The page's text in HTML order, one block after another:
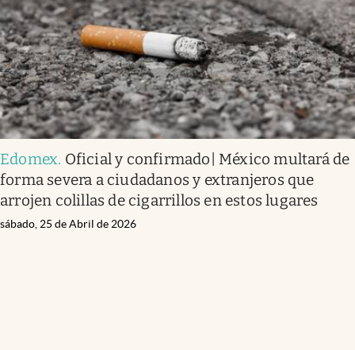
Edomex. Oficial y confirmado| México multará de
forma severa a ciudadanos y extranjeros que
arrojen colillas de cigarrillos en estos lugares
sábado, 25 de Abril de 2026